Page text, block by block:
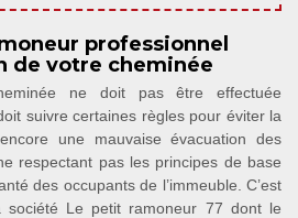
professionnel
de votre cheminée
ne doit pas être effectuée
suivre certaines règles pour éviter la
une mauvaise évacuation des
respectant pas les principes de base
des occupants de l’immeuble. C’est
Le petit ramoneur 77 dont le